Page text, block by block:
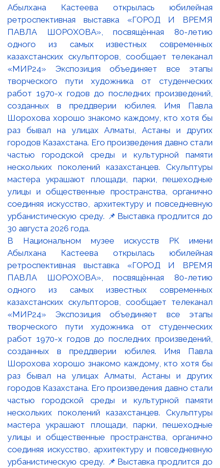
В Национальном музее искусств РК имени
Абылхана Кастеева открылась юбилейная
ретроспективная выставка «ГОРОД И ВРЕМЯ
ПАВЛА ШОРОХОВА», посвящённая 80-летию
одного из самых известных современных
казахстанских скульпторов, сообщает телеканал
«МИР24» Экспозиция объединяет все этапы
творческого пути художника от студенческих
работ 1970-х годов до последних произведений,
созданных в преддверии юбилея. Имя Павла
Шорохова хорошо знакомо каждому, кто хотя бы
раз бывал на улицах Алматы, Астаны и других
городов Казахстана. Его произведения давно стали
частью городской среды и культурной памяти
нескольких поколений казахстанцев. Скульптуры
мастера украшают площади, парки, пешеходные
улицы и общественные пространства, органично
соединяя искусство, архитектуру и повседневную
урбанистическую среду. 📌Выставка продлится до